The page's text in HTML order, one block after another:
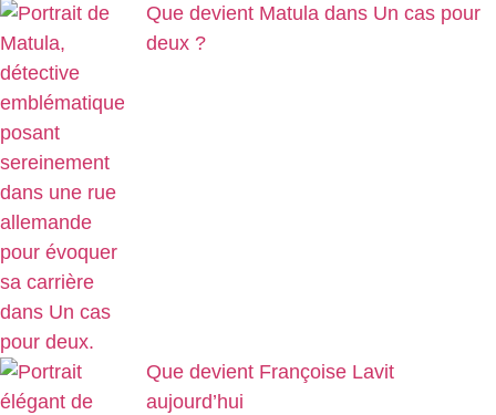
Que devient Matula dans Un cas pour
deux ?
Que devient Françoise Lavit
aujourd’hui